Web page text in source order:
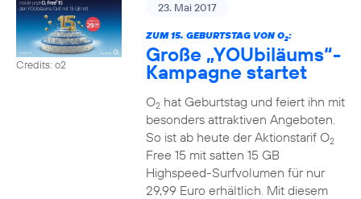
Credits: o2
23. Mai 2017
ZUM 15. GEBURTSTAG VON O2:
Große „YOUbiläums“-
Kampagne startet
O2hat Geburtstag und feiert ihn mit
besonders attraktiven Angeboten.
So ist ab heute der Aktionstarif O2
Free 15 mit satten 15 GB
Highspeed-Surfvolumen für nur
29,99 Euro erhältlich. Mit diesem